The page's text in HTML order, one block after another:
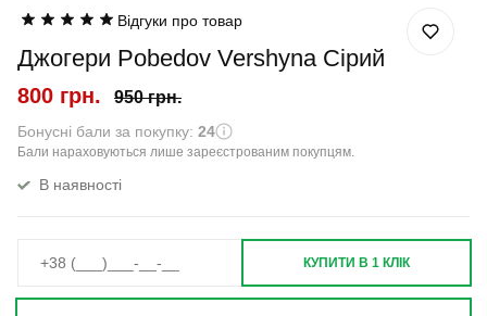
Відгуки про товар
Джогери Pobedov Vershyna Сірий
800 грн. 950 грн.
Бонусні бали за покупку: 24
Бали нараховуються лише зареєстрованим покупцям.
В наявності
КУПИТИ В 1 КЛІК